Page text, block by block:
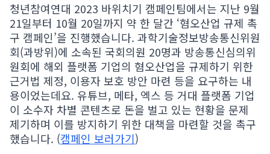
청년참여연대 2023 바위치기 캠페인팀에서는 지난 9월
21일부터 10월 20일까지 약 한 달간 ‘혐오산업 규제 촉
구 캠페인’을 진행했습니다. 과학기술정보방송통신위원
회(과방위)에 소속된 국회의원 20명과 방송통신심의위
원회에 해외 플랫폼 기업의 혐오산업을 규제하기 위한
근거법 제정, 이용자 보호 방안 마련 등을 요구하는 내
용이었는데요. 유튜브, 메타, 엑스 등 거대 플랫폼 기업
이 소수자 차별 콘텐츠로 돈을 벌고 있는 현황을 문제
제기하며 이를 방지하기 위한 대책을 마련할 것을 촉구
했습니다. (캠페인 보러가기)